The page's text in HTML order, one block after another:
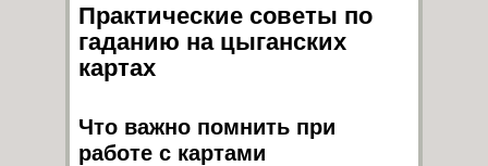
Практические советы по
гаданию на цыганских
картах
Что важно помнить при
работе с картами